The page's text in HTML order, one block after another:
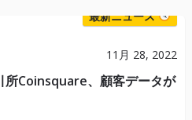
最新ニュース
11月 28, 2022
所Coinsquare、顧客データが